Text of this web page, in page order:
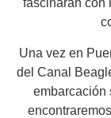
fascinarán con
Una vez en
del Canal
embarcación